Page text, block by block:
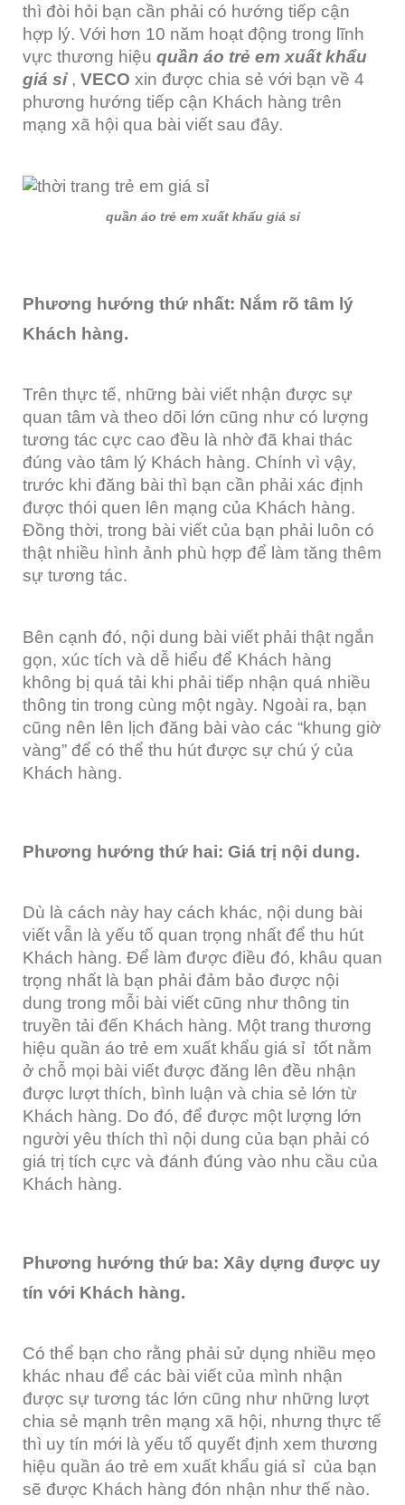
thì đòi hỏi bạn cần phải có hướng tiếp cận
hợp lý. Với hơn 10 năm hoạt động trong lĩnh
vực thương hiệu quần áo trẻ em xuất khẩu
giá sỉ, VECO xin được chia sẻ với bạn về 4
phương hướng tiếp cận Khách hàng trên
mạng xã hội qua bài viết sau đây.
quần áo trẻ em xuất khẩu giá sỉ
Phương hướng thứ nhất: Nắm rõ tâm lý
Khách hàng.
Trên thực tế, những bài viết nhận được sự
quan tâm và theo dõi lớn cũng như có lượng
tương tác cực cao đều là nhờ đã khai thác
đúng vào tâm lý Khách hàng. Chính vì vậy,
trước khi đăng bài thì bạn cần phải xác định
được thói quen lên mạng của Khách hàng.
Đồng thời, trong bài viết của bạn phải luôn có
thật nhiều hình ảnh phù hợp để làm tăng thêm
sự tương tác.
Bên cạnh đó, nội dung bài viết phải thật ngắn
gọn, xúc tích và dễ hiểu để Khách hàng
không bị quá tải khi phải tiếp nhận quá nhiều
thông tin trong cùng một ngày. Ngoài ra, bạn
cũng nên lên lịch đăng bài vào các “khung giờ
vàng” để có thể thu hút được sự chú ý của
Khách hàng.
Phương hướng thứ hai: Giá trị nội dung.
Dù là cách này hay cách khác, nội dung bài
viết vẫn là yếu tố quan trọng nhất để thu hút
Khách hàng. Để làm được điều đó, khâu quan
trọng nhất là bạn phải đảm bảo được nội
dung trong mỗi bài viết cũng như thông tin
truyền tải đến Khách hàng. Một trang thương
hiệu quần áo trẻ em xuất khẩu giá sỉ tốt nằm
ở chỗ mọi bài viết được đăng lên đều nhận
được lượt thích, bình luận và chia sẻ lớn từ
Khách hàng. Do đó, để được một lượng lớn
người yêu thích thì nội dung của bạn phải có
giá trị tích cực và đánh đúng vào nhu cầu của
Khách hàng.
Phương hướng thứ ba: Xây dựng được uy
tín với Khách hàng.
Có thể bạn cho rằng phải sử dụng nhiều mẹo
khác nhau để các bài viết của mình nhận
được sự tương tác lớn cũng như những lượt
chia sẻ mạnh trên mạng xã hội, nhưng thực tế
thì uy tín mới là yếu tố quyết định xem thương
hiệu quần áo trẻ em xuất khẩu giá sỉ của bạn
sẽ được Khách hàng đón nhận như thế nào.